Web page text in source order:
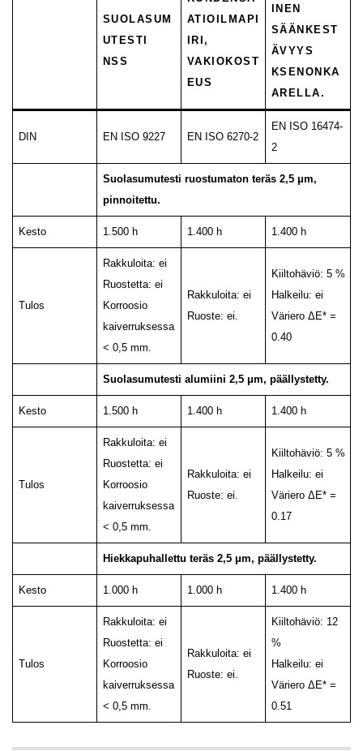
SUOLASUM
UTESTI
NSS
ATIOILMAPI
IRI,
VAKIOKOST
EUS
INEN
SÄÄNKEST
ÄVYYS
KSENONKA
ARELLA.
DIN EN ISO 9227 EN ISO 6270-2
EN ISO 16474-
2
Suolasumutesti ruostumaton teräs 2,5 μm,
pinnoitettu.
Kesto 1.500 h 1.400 h 1.400 h
Tulos
Rakkuloita: ei
Ruostetta: ei
Korroosio
kaiverruksessa
< 0,5 mm.
Rakkuloita: ei
Ruoste: ei.
Kiiltohäviö: 5 %
Halkeilu: ei
Väriero ΔE* =
0.40
Suolasumutesti alumiini 2,5 μm, päällystetty.
Kesto 1.500 h 1.400 h 1.400 h
Tulos
Rakkuloita: ei
Ruostetta: ei
Korroosio
kaiverruksessa
< 0,5 mm.
Rakkuloita: ei
Ruoste: ei.
Kiiltohäviö: 5 %
Halkeilu: ei
Väriero ΔE* =
0.17
Hiekkapuhallettu teräs 2,5 μm, päällystetty.
Kesto 1.000 h 1.000 h 1.400 h
Tulos
Rakkuloita: ei
Ruostetta: ei
Korroosio
kaiverruksessa
< 0,5 mm.
Rakkuloita: ei
Ruoste: ei.
Kiiltohäviö: 12
%
Halkeilu: ei
Väriero ΔE* =
0.51